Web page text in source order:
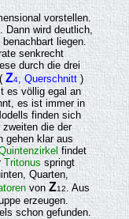
vorstellen.
Dann wird deutlich,
liegen.
senkrecht
durch die drei
Z4, Querschnitt)
es völlig egal an
es ist immer in
finden sich
zweiten die der
gehen klar aus
findet
Tritonusspringt
Quarten,
von Z12. Aus
erzeugen.
schon gefunden.